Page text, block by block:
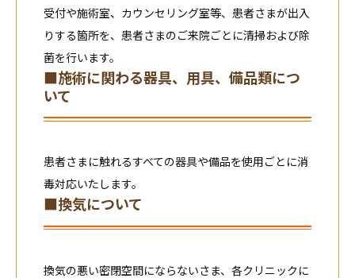
受付や施術室、カウンセリング室等、患者さまが出入
りする箇所を、患者さまのご来院ごとに清掃および除
菌を行います。
■施術に関わる器具、用具、備品類につ
いて
患者さまに触れるすべての器具や備品を使用ごとに消
毒対応いたします。
■換気について
換気の悪い密閉空間にならないさま、各クリニックに